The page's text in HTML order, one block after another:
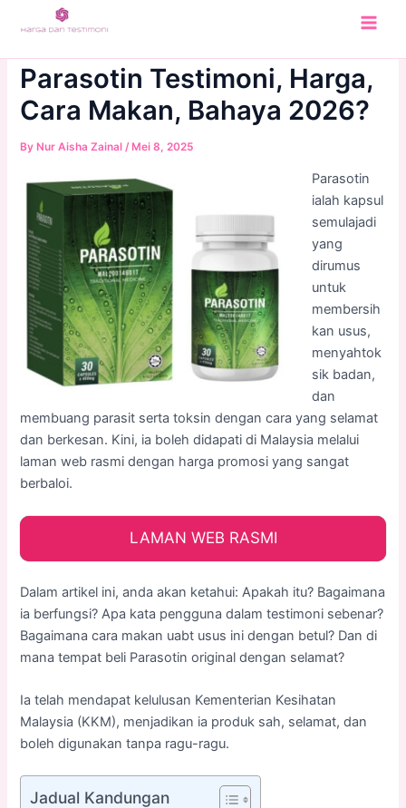
Parasotin Testimoni, Harga,
Cara Makan, Bahaya 2026?
ByNur Aisha Zainal /Mei 8, 2025
Parasotin
ialah kapsul
semulajadi
yang
dirumus
untuk
membersih
kan usus,
menyahtok
sik badan,
dan
membuang parasit serta toksin dengan cara yang selamat
dan berkesan. Kini, ia boleh didapati di Malaysia melalui
laman web rasmi dengan harga promosi yang sangat
berbaloi.
LAMAN WEB RASMI
Dalam artikel ini, anda akan ketahui: Apakah itu? Bagaimana
ia berfungsi? Apa kata pengguna dalam testimoni sebenar?
Bagaimana cara makan uabt usus ini dengan betul? Dan di
mana tempat beli Parasotin original dengan selamat?
Ia telah mendapat kelulusan Kementerian Kesihatan
Malaysia (KKM), menjadikan ia produk sah, selamat, dan
boleh digunakan tanpa ragu-ragu.
Jadual Kandungan